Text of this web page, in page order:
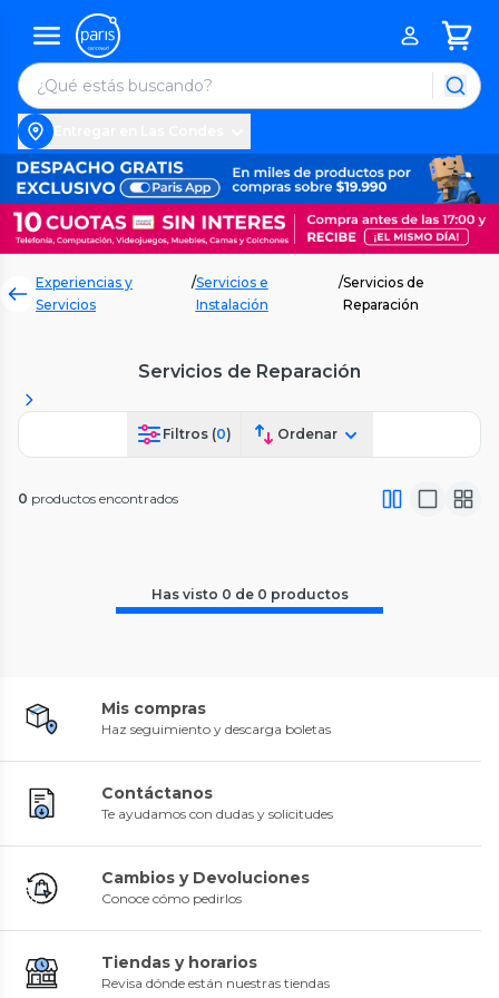
Experiencias y
Servicios
/Servicios e
Instalación
/Servicios de
Reparación
Servicios de Reparación
Filtros (0) Ordenar
0 productos encontrados
Has visto 0 de 0 productos
Mis compras
Haz seguimiento y descarga boletas
Contáctanos
Te ayudamos con dudas y solicitudes
Cambios y Devoluciones
Conoce cómo pedirlos
Tiendas y horarios
Revisa dónde están nuestras tiendas